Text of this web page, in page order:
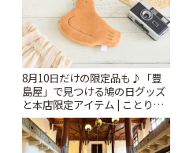
8月10日だけの限定品も♪「豊
島屋」で見つける鳩の日グッズ
と本店限定アイテム | ことりっ
ぷ